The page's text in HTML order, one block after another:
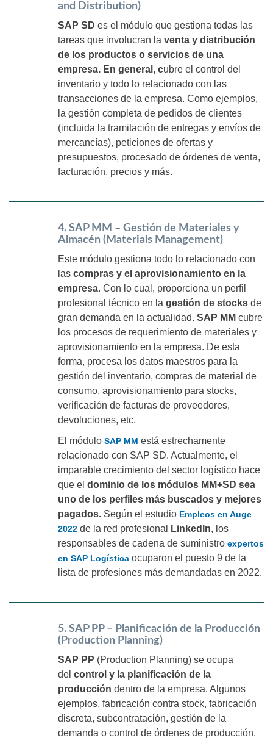
and Distribution)
SAP SD es el módulo que gestiona todas las
tareas que involucran la venta y distribución
de los productos o servicios de una
empresa. En general, cubre el control del
inventario y todo lo relacionado con las
transacciones de la empresa. Como ejemplos,
la gestión completa de pedidos de clientes
(incluida la tramitación de entregas y envíos de
mercancías), peticiones de ofertas y
presupuestos, procesado de órdenes de venta,
facturación, precios y más.
4. SAP MM – Gestión de Materiales y
Almacén (Materials Management)
Este módulo gestiona todo lo relacionado con
las compras y el aprovisionamiento en la
empresa. Con lo cual, proporciona un perfil
profesional técnico en la gestión de stocks de
gran demanda en la actualidad. SAP MM cubre
los procesos de requerimiento de materiales y
aprovisionamiento en la empresa. De esta
forma, procesa los datos maestros para la
gestión del inventario, compras de material de
consumo, aprovisionamiento para stocks,
verificación de facturas de proveedores,
devoluciones, etc.
El módulo SAP MM está estrechamente
relacionado con SAP SD. Actualmente, el
imparable crecimiento del sector logístico hace
que el dominio de los módulos MM+SD sea
uno de los perfiles más buscados y mejores
pagados. Según el estudio Empleos en Auge
2022 de la red profesional LinkedIn, los
responsables de cadena de suministro expertos
en SAP Logística ocuparon el puesto 9 de la
lista de profesiones más demandadas en 2022.
5. SAP PP – Planificación de la Producción
(Production Planning)
SAP PP (Production Planning) se ocupa
del control y la planificación de la
producción dentro de la empresa. Algunos
ejemplos, fabricación contra stock, fabricación
discreta, subcontratación, gestión de la
demanda o control de órdenes de producción.